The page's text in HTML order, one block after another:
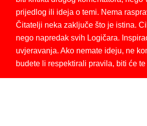
prijedlog ili ideja o temi. Nema
Čitatelji neka zaključe što je istina.
nego napredak svih Logičara.
uvjeravanja. Ako nemate ideju, ne
budete li respektirali pravila, biti će